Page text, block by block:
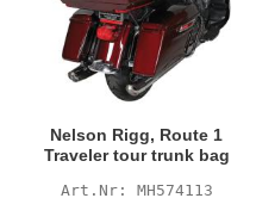
Nelson Rigg, Route 1
Traveler tour trunk bag
MH574113